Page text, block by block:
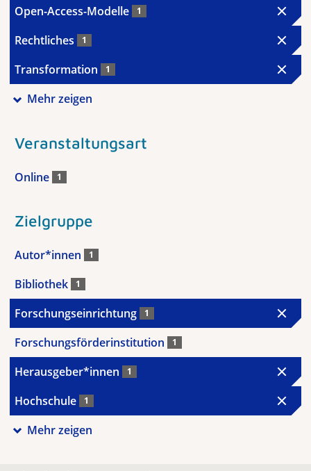
Open-Access-Modelle 1
Rechtliches 1
Transformation 1
Mehr zeigen
Veranstaltungsart
Online 1
Zielgruppe
Autor*innen 1
Bibliothek 1
Forschungseinrichtung 1
Forschungsförderinstitution 1
Herausgeber*innen 1
Hochschule 1
Mehr zeigen